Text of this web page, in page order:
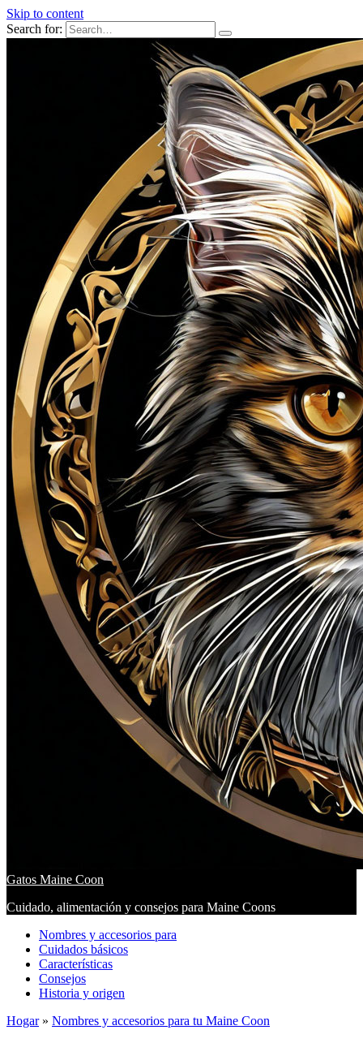
Skip to content
Search for:
Gatos Maine Coon
Cuidado, alimentación y consejos para Maine Coons
Nombres y accesorios para
Cuidados básicos
Características
Consejos
Historia y origen
Hogar» Nombres y accesorios para tu Maine Coon